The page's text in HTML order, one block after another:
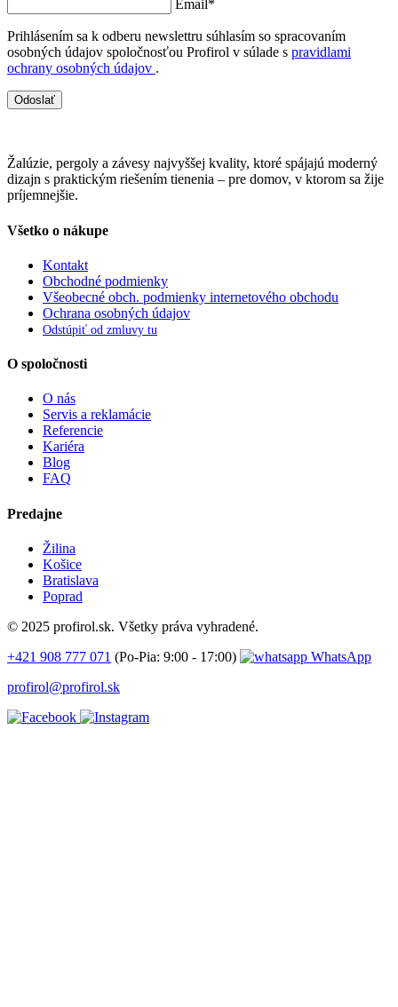
Email*
Prihlásením sa k odberu newslettru súhlasím so spracovaním
osobných údajov spoločnosťou Profirol v súlade s pravidlami
ochrany osobných údajov .
Odoslať
Žalúzie, pergoly a závesy najvyššej kvality, ktoré spájajú moderný
dizajn s praktickým riešením tienenia – pre domov, v ktorom sa žije
príjemnejšie.
Všetko o nákupe
Kontakt
Obchodné podmienky
Všeobecné obch. podmienky internetového obchodu
Ochrana osobných údajov
Odstúpiť od zmluvy tu
O spoločnosti
O nás
Servis a reklamácie
Referencie
Kariéra
Blog
FAQ
Predajne
Žilina
Košice
Bratislava
Poprad
© 2025 profirol.sk. Všetky práva vyhradené.
+421 908 777 071 (Po-Pia: 9:00 - 17:00)
WhatsApp
profirol@profirol.sk